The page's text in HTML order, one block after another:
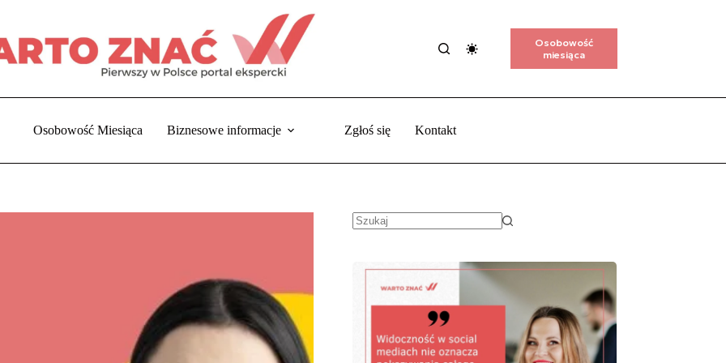
Osobowość
miesiąca
Osobowość Miesiąca Biznesowe informacje Zgłoś się Kontakt